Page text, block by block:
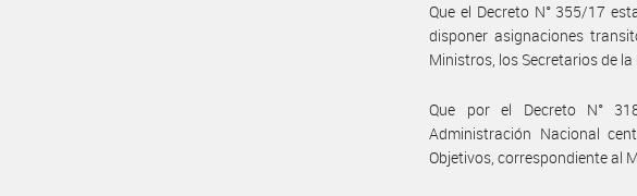
Que el Decreto N° 355/17
disponer asignaciones
Ministros, los Secretarios de
Que por el Decreto N°
Administración Nacional
Objetivos, correspondiente al